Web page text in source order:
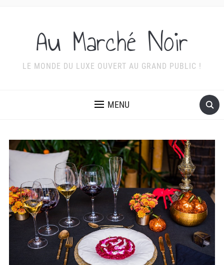
Au Marché Noir
LE MONDE DU LUXE OUVERT AU GRAND PUBLIC !
MENU